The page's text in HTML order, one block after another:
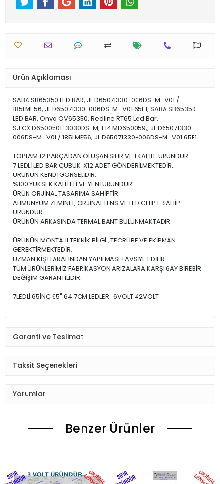
Ürün Açıklaması
SABA SB65350 LED BAR, JL.D65071330-006DS-M_V01 /
185LME56, JL.D65071330-006DS-M_V01 65E1, SABA SB65350
LED BAR, Onvo OV65350, Redline RT65 Led Bar,
SJ.CX.D6500501-3030DS-M, 1.14.MD650059,, JL.D65071330-
006DS-M_V01 / 185LME56, JL.D65071330-006DS-M_V01 65E1
TOPLAM 12 PARÇADAN OLUŞAN SIFIR VE 1.KALİTE ÜRÜNDÜR.
7 LEDLİ LED BAR ÇUBUK X12 ADET GÖNDERİLMEKTEDİR.
ÜRÜNÜN KENDİ GÖRSELİDİR.
%100 YÜKSEK KALİTELİ VE YENİ ÜRÜNDÜR.
ÜRÜN ORJİNAL TASARIMA SAHİPTİR.
ALİMUNYUM ZEMİNLİ , ORJİNAL LENS VE LED CHİP E SAHİP
ÜRÜNDÜR.
ÜRÜNÜN ARKASINDA TERMAL BANT BULUNMAKTADIR.
ÜRÜNÜN MONTAJI TEKNİK BİLGİ , TECRÜBE VE EKİPMAN
GEREKTİRMEKTEDİR.
UZMAN KİŞİ TARAFINDAN YAPILMASI TAVSİYE EDİLİR.
TÜM ÜRÜNLERİMİZ FABRİKASYON ARIZALARA KARŞI 6AY BİREBİR
DEĞİŞİM GARANTİLİDİR.
7LEDLİ 65İNÇ 65" 64.7CM LEDLERİ: 6VOLT 42VOLT
Garanti ve Teslimat
Taksit Seçenekleri
Yorumlar
Benzer Ürünler